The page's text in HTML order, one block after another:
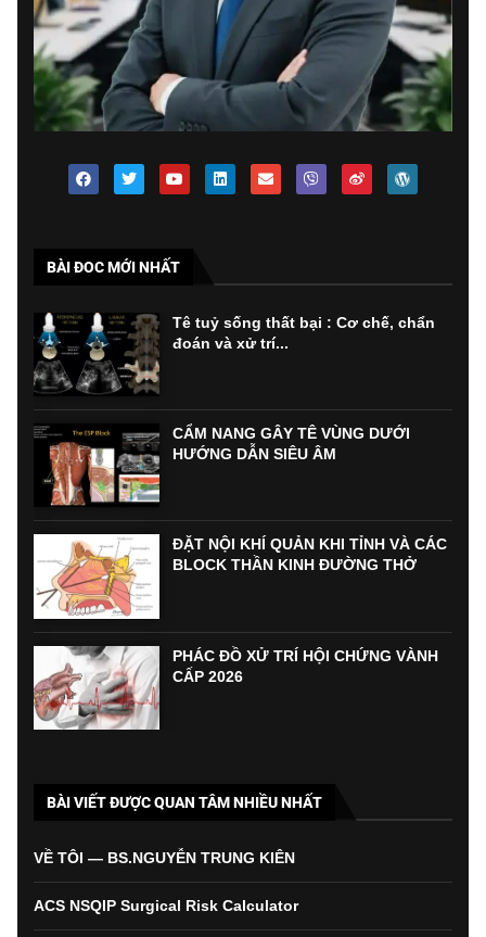
BÀI ĐOC MỚI NHẤT
Tê tuỷ sống thất bại : Cơ chế, chẩn
đoán và xử trí...
CẨM NANG GÂY TÊ VÙNG DƯỚI
HƯỚNG DẪN SIÊU ÂM
ĐẶT NỘI KHÍ QUẢN KHI TỈNH VÀ CÁC
BLOCK THẦN KINH ĐƯỜNG THỞ
PHÁC ĐỒ XỬ TRÍ HỘI CHỨNG VÀNH
CẤP 2026
BÀI VIẾT ĐƯỢC QUAN TÂM NHIỀU NHẤT
VỀ TÔI — BS.NGUYỄN TRUNG KIÊN
ACS NSQIP Surgical Risk Calculator